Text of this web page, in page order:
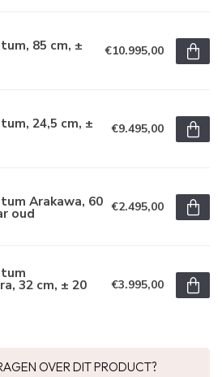
85 cm, ± €10.995,00
24,5 cm, ± €9.495,00
Arakawa, 60
oud €2.495,00
32 cm, ± 20 €3.995,00
OVER DIT PRODUCT?